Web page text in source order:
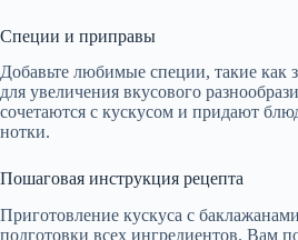
Специи и приправы
Добавьте любимые специи, такие как
для увеличения вкусового
сочетаются с кускусом и придают
нотки.
Пошаговая инструкция рецепта
Приготовление кускуса с
подготовки всех ингредиентов. Вам